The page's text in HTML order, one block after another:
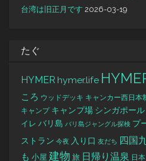
台湾は旧正月です 2026-03-19
たぐ
HYMER hymer.life
ころ ウッドデッキ キャンカー西日本
キャンプ キャンプ場 シンガポール
イレ バリ島 バリ島ジャングル探検 プ
ストラン 今夜 入り口 友だち 四国
も 小屋 建物 旅 日帰り温泉 日本